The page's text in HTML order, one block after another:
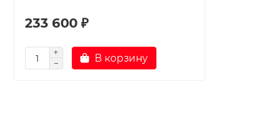
233 600 ₽
В корзину